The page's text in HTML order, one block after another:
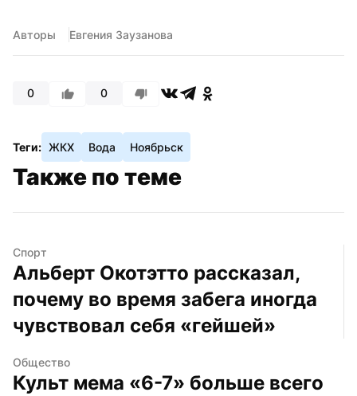
Авторы Евгения Заузанова
0 0
Теги: ЖКХ Вода Ноябрьск
Также по теме
Спорт
Альберт Окотэтто рассказал,
почему во время забега иногда
чувствовал себя «гейшей»
Общество
Культ мема «6-7» больше всего